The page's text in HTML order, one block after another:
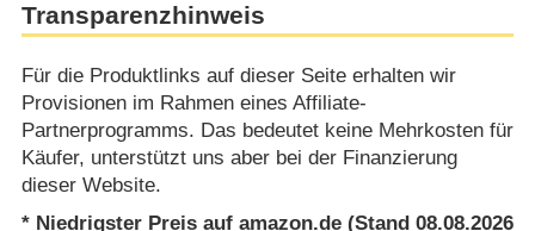
Transparenzhinweis
Für die Produktlinks auf dieser Seite erhalten wir
Provisionen im Rahmen eines Affiliate-
Partnerprogramms. Das bedeutet keine Mehrkosten für
Käufer, unterstützt uns aber bei der Finanzierung
dieser Website.
* Niedrigster Preis auf amazon.de (Stand 08.08.2026